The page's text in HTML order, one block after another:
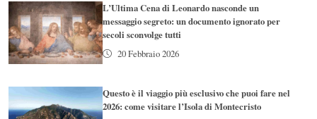
L’Ultima Cena di Leonardo nasconde un
messaggio segreto: un documento ignorato per
secoli sconvolge tutti
20 Febbraio 2026
Questo è il viaggio più esclusivo che puoi fare nel
2026: come visitare l’Isola di Montecristo